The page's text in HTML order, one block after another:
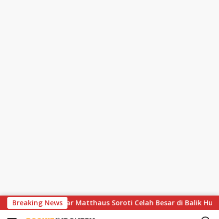
k
Breaking News
Dramatis, Lothar Matthaus Soroti Celah Besar di Balik Hujan